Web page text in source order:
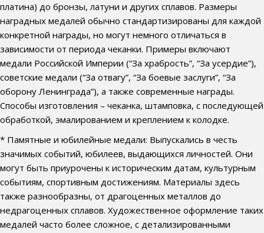
платина) до бронзы, латуни и других сплавов. Размеры
наградных медалей обычно стандартизированы для каждой
конкретной награды, но могут немного отличаться в
зависимости от периода чеканки. Примеры включают
медали Российской Империи (“За храбрость”, “За усердие”),
советские медали (“За отвагу”, “За боевые заслуги”, “За
оборону Ленинграда”), а также современные награды.
Способы изготовления – чеканка, штамповка, с последующей
обработкой, эмалированием и креплением к колодке.
* Памятные и юбилейные медали: Выпускались в честь
значимых событий, юбилеев, выдающихся личностей. Они
могут быть приурочены к историческим датам, культурным
событиям, спортивным достижениям. Материалы здесь
также разнообразны, от драгоценных металлов до
недрагоценных сплавов. Художественное оформление таких
медалей часто более сложное, с детализированными